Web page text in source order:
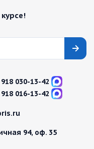
918 030-13-42
918 016-13-42
94, оф. 35